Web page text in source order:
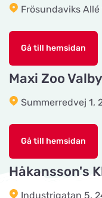
CyberZoo AB
Ladugårdsvägen
Solbjerg
Josefines sadlar
Hova 1
Frösundaviks Allé
Gå till hemsidan
Maxi Zoo
Summerredvej 1,
Gå till hemsidan
Håkansson's
Industrigatan 5,